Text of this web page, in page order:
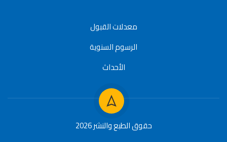
معدلات القبول
الرسوم السنوية
الأحداث
حقوق الطبع والنشر 2026